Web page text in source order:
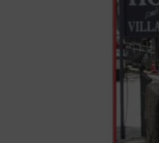
Anterior